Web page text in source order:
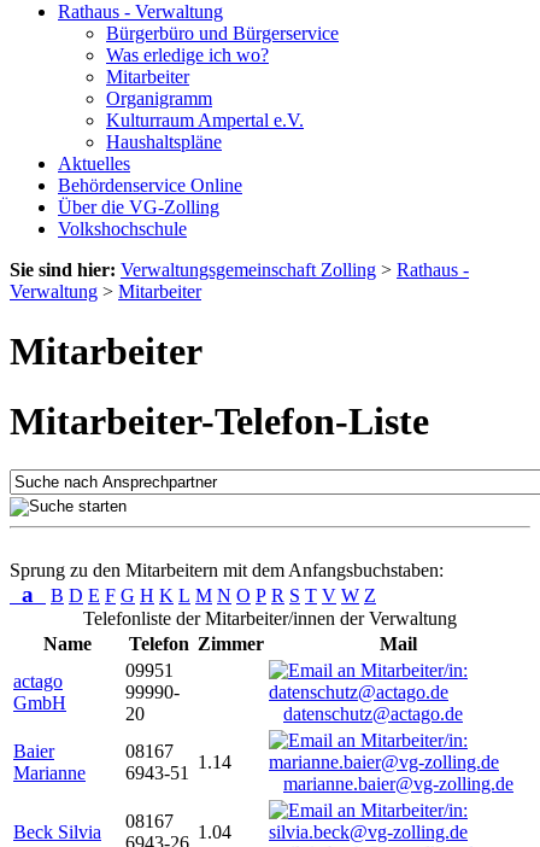
Rathaus - Verwaltung
Bürgerbüro und Bürgerservice
Was erledige ich wo?
Mitarbeiter
Organigramm
Kulturraum Ampertal e.V.
Haushaltspläne
Aktuelles
Behördenservice Online
Über die VG-Zolling
Volkshochschule
Sie sind hier: Verwaltungsgemeinschaft Zolling > Rathaus -
Verwaltung > Mitarbeiter
Mitarbeiter
Mitarbeiter-Telefon-Liste
Sprung zu den Mitarbeitern mit dem Anfangsbuchstaben:
a B D E F G H K L M N O P R S T V W Z
Telefonliste der Mitarbeiter/innen der Verwaltung
Name
Telefon Zimmer
Mail
actago
GmbH
09951
99990-
20
datenschutz@actago.de
Baier
Marianne
08167
6943-51
1.14
marianne.baier@vg-zolling.de
Beck Silvia
08167
1.04